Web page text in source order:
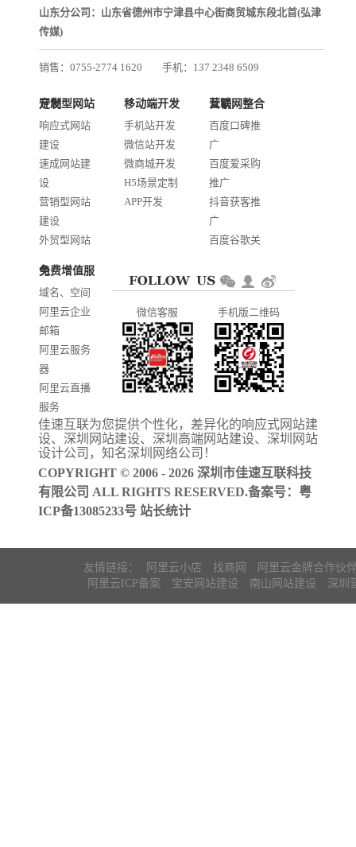
山东分公司：山东省德州市宁津县中心街商贸城东段北首(弘津
传媒)
销售：0755-2774 1620
手机：137 2348 6509
邮箱：services@jiasuweb.com
定制型网站开发
响应式网站
建设
速成网站建
设
营销型网站
建设
外贸型网站
商城网站开
发
门户信息平
台开发
移动端开发
手机站开发
微信站开发
微商城开发
H5场景定制
APP开发
互联网整合营销
百度口碑推
广
百度爱采购
推广
抖音获客推
广
百度谷歌关
AI智能发布
免费增值服务
域名、空间
阿里云企业
邮箱
阿里云服务
器
阿里云直播
服务
阿里云ICP备
案
微信客服 手机版二维码
佳速互联为您提供个性化，差异化的响应式网站建
设、 深圳网站建设、 深圳高端网站建设、 深圳网站
设计公司 ，知名深圳网络公司 ！
COPYRIGHT © 2006 - 2026 深圳市佳速互联科技
有限公司 ALL RIGHTS RESERVED.备案号： 粤
ICP备13085233号 站长统计
友情链接： 阿里云小店 找商网
阿里云金牌合作伙
阿里云ICP备案
宝安网站建设 南山网站建设 深圳